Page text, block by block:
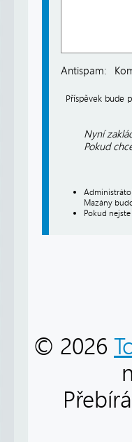
Antispam:
Příspěvek bude
Nyní
Pokud
Mazány
Pokud
© 2026